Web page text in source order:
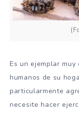
Es un ejemplar
humanos de su
particularmente
necesite hacer